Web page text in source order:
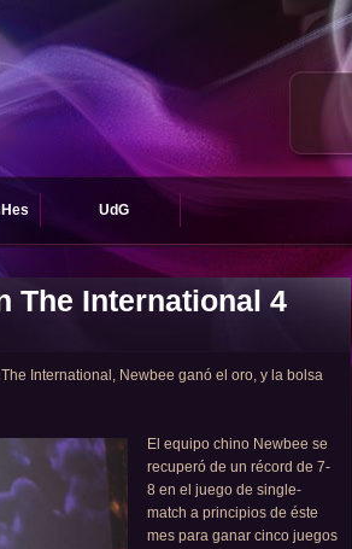
UdG
The International 4
International, Newbee ganó el oro, y la bolsa
El equipo chino Newbee se
recuperó de un récord de 7-
8 en el juego de single-
match a principios de éste
mes para ganar cinco juegos